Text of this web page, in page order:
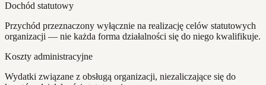
Dochód statutowy
Przychód przeznaczony wyłącznie na realizację celów statutowych
organizacji — nie każda forma działalności się do niego kwalifikuje.
Koszty administracyjne
Wydatki związane z obsługą organizacji, niezaliczające się do